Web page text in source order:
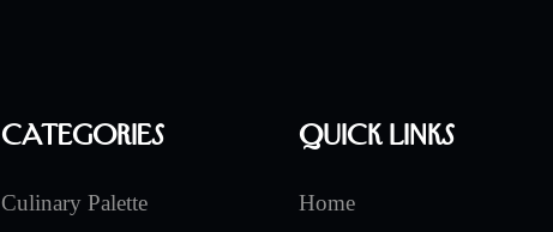
Categories
Culinary Palette
Quick Links
Home